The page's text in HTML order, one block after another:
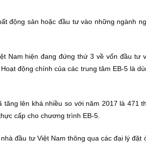
động sản hoặc đầu tư vào những ngành
Nam hiện đang đứng thứ 3 về vốn đầu tư
động chính của các trung tâm EB-5 là
lên khá nhiều so với năm 2017 là 471
cấp cho chương trình EB-5.
đầu tư Việt Nam thông qua các đại lý đặt